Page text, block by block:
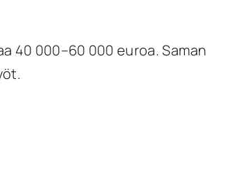
40 000–60 000 euroa. Saman